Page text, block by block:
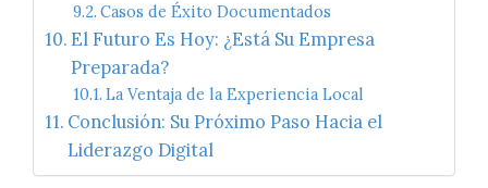
Casos de Éxito Documentados
El Futuro Es Hoy: ¿Está Su Empresa
Preparada?
La Ventaja de la Experiencia Local
Conclusión: Su Próximo Paso Hacia el
Liderazgo Digital